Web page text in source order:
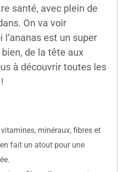
santé, avec plein de
On va voir
est un super
de la tête aux
à découvrir toutes les
vitamines, minéraux, fibres et
fait un atout pour une